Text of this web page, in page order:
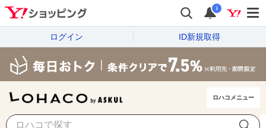
i
ログイン ID新規取得
ロハコメニュー